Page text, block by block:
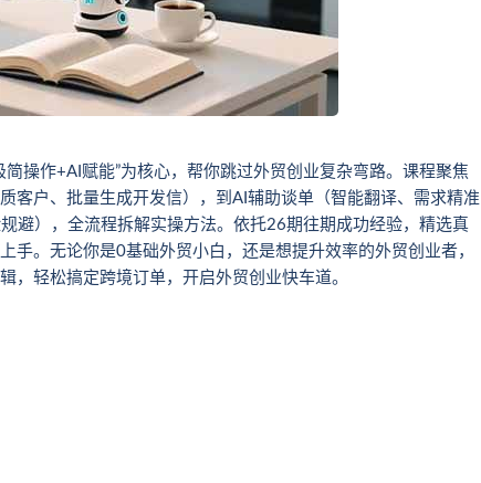
操作+AI赋能”为核心，帮你跳过外贸创业复杂弯路。课程聚焦
客户、批量生成开发信），到AI辅助谈单（智能翻译、需求精准
避），全流程拆解实操方法。依托26期往期成功经验，精选真
手。无论你是0基础外贸小白，还是想提升效率的外贸创业者，
，轻松搞定跨境订单，开启外贸创业快车道。